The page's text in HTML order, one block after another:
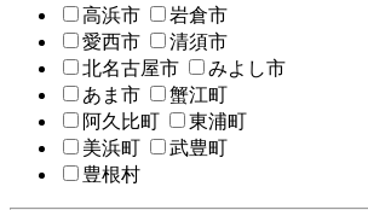
高浜市
岩倉市
愛西市
清須市
北名古屋市
みよし市
あま市
蟹江町
阿久比町
東浦町
美浜町
武豊町
豊根村